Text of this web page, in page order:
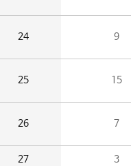
24 9
25 15
26 7
27 3